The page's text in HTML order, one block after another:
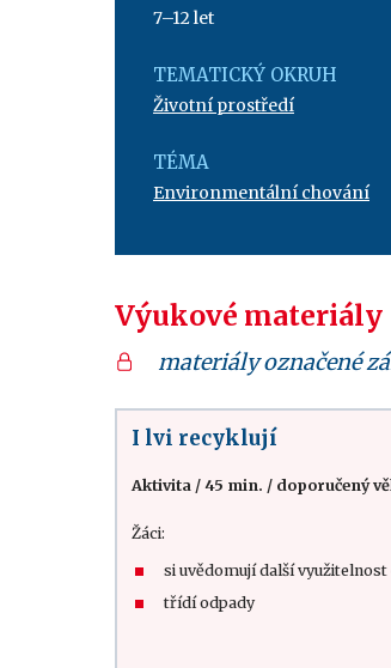
7–12 let
TEMATICKÝ OKRUH
Životní prostředí
TÉMA
Environmentální chování
Výukové materiály
materiály označené
I lvi recyklují
Aktivita / 45 min. / doporučený
Žáci:
si uvědomují další využitelnost
třídí odpady